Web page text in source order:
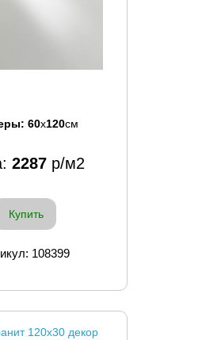
60x120см
2287 р/м2
Купить
108399
120x30 декор